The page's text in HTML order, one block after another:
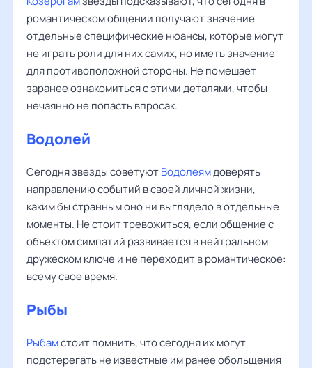
романтическом общении получают значение
отдельные специфические нюансы, которые могут
не играть роли для них самих, но иметь значение
для противоположной стороны. Не помешает
заранее ознакомиться с этими деталями, чтобы
нечаянно не попасть впросак.
Водолей
Сегодня звезды советуютВодолеямдоверять
направлению событий в своей личной жизни,
каким бы странным оно ни выглядело в отдельные
моменты. Не стоит тревожиться, если общение с
объектом симпатий развивается в нейтральном
дружеском ключе и не переходит в романтическое:
всему свое время.
Рыбы
Рыбамстоит помнить, что сегодня их могут
подстерегать не известные им ранее обольщения